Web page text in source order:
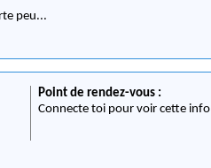
peu...
Point de rendez-vous :
Connecte toi pour voir cette info